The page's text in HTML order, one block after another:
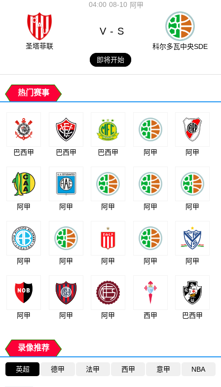
08-10
04:00 阿甲
圣塔菲联
V - S
科尔多瓦中央SDE
即将开始
热门赛事
巴西甲 巴西甲 巴西甲 阿甲 阿甲
阿甲 阿甲 阿甲 阿甲 阿甲
阿甲 阿甲 阿甲 阿甲 阿甲
阿甲 阿甲 阿甲 西甲 巴西甲
录像推荐
英超 德甲 法甲 西甲 意甲 NBA